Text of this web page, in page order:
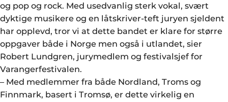
og pop og rock. Med usedvanlig sterk vokal, svært
dyktige musikere og en låtskriver-teft juryen sjeldent
har opplevd, tror vi at dette bandet er klare for større
oppgaver både i Norge men også i utlandet, sier
Robert Lundgren, jurymedlem og festivalsjef for
Varangerfestivalen.
– Med medlemmer fra både Nordland, Troms og
Finnmark, basert i Tromsø, er dette virkelig en